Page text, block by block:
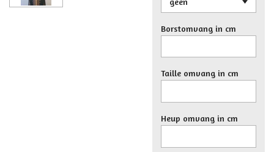
Borstomvang in cm
Taille omvang in cm
Heup omvang in cm